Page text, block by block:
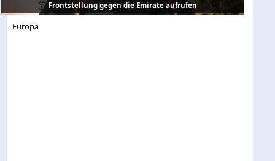
Frontstellung gegen die Emirate aufrufen
Europa